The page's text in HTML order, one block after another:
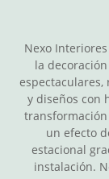
Nexo
la
y diseños con
un efecto
estacional
instalación.